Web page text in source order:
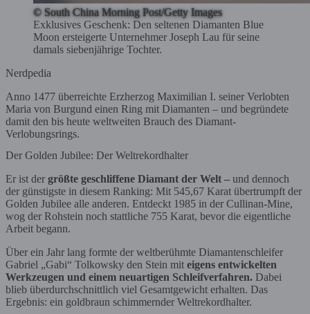
© South China Morning Post/Getty Images
Exklusives Geschenk: Den seltenen Diamanten Blue
Moon ersteigerte Unternehmer Joseph Lau für seine
damals siebenjährige Tochter.
Nerdpedia
Anno 1477 überreichte Erzherzog Maximilian I. seiner Verlobten
Maria von Burgund einen Ring mit Diamanten – und begründete
damit den bis heute weltweiten Brauch des Diamant-
Verlobungsrings.
Der Golden Jubilee: Der Weltrekordhalter
Er ist der größte geschliffene Diamant der Welt – und dennoch
der günstigste in diesem Ranking: Mit 545,67 Karat übertrumpft der
Golden Jubilee alle anderen. Entdeckt 1985 in der Cullinan-Mine,
wog der Rohstein noch stattliche 755 Karat, bevor die eigentliche
Arbeit begann.
Über ein Jahr lang formte der weltberühmte Diamantenschleifer
Gabriel „Gabi“ Tolkowsky den Stein mit eigens entwickelten
Werkzeugen und einem neuartigen Schleifverfahren. Dabei
blieb überdurchschnittlich viel Gesamtgewicht erhalten. Das
Ergebnis: ein goldbraun schimmernder Weltrekordhalter.